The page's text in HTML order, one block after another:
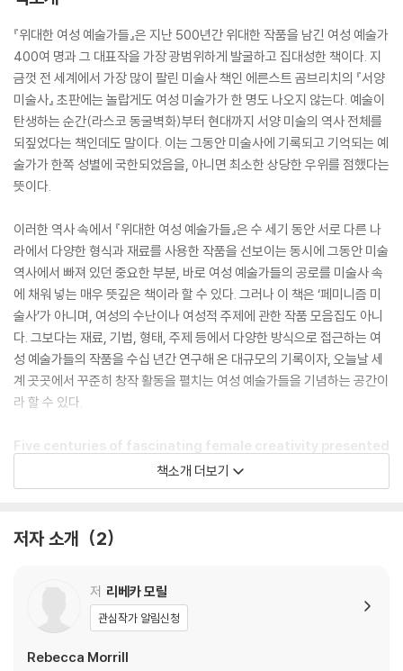
『위대한 여성 예술가들』은 지난 500년간 위대한 작품을 남긴 여성 예술가
400여 명과 그 대표작을 가장 광범위하게 발굴하고 집대성한 책이다. 지
금껏 전 세계에서 가장 많이 팔린 미술사 책인 에른스트 곰브리치의 『서양
미술사』 초판에는 놀랍게도 여성 미술가가 한 명도 나오지 않는다. 예술이
탄생하는 순간(라스코 동굴벽화)부터 현대까지 서양 미술의 역사 전체를
되짚었다는 책인데도 말이다. 이는 그동안 미술사에 기록되고 기억되는 예
술가가 한쪽 성별에 국한되었음을, 아니면 최소한 상당한 우위를 점했다는
뜻이다.
이러한 역사 속에서 『위대한 여성 예술가들』은 수 세기 동안 서로 다른 나
라에서 다양한 형식과 재료를 사용한 작품을 선보이는 동시에 그동안 미술
역사에서 빠져 있던 중요한 부분, 바로 여성 예술가들의 공로를 미술사 속
에 채워 넣는 매우 뜻깊은 책이라 할 수 있다. 그러나 이 책은 ‘페미니즘 미
술사’가 아니며, 여성의 수난이나 여성적 주제에 관한 작품 모음집도 아니
다. 그보다는 재료, 기법, 형태, 주제 등에서 다양한 방식으로 접근하는 여
성 예술가들의 작품을 수십 년간 연구해 온 대규모의 기록이자, 오늘날 세
계 곳곳에서 꾸준히 창작 활동을 펼치는 여성 예술가들을 기념하는 공간이
라 할 수 있다.
Five centuries of fascinating female creativity presented
in more than 400 compelling artworks and one comprehe
nsive volume
The most extensive fully illustrated book of women artists ev
eries, and the art market, previously overlooked female artist
s, past and present, are now gaining recognition and value. Fe
d spanning 500 years of creativity, each artist is represented
책소개 더보기
저자 소개 2
저 리베카 모릴
관심작가 알림신청
Rebecca Morrill